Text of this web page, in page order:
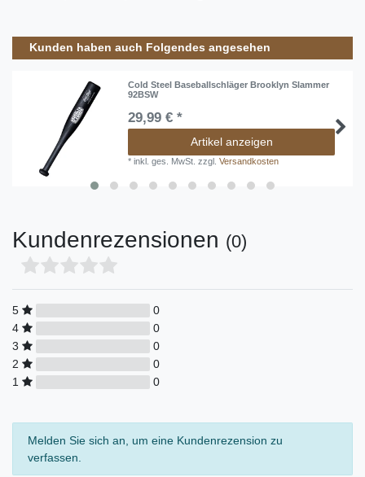
Kunden haben auch Folgendes angesehen
Cold Steel Baseballschläger Brooklyn Slammer
92BSW
29,99 € *
Artikel anzeigen
*inkl. ges. MwSt. zzgl.Versandkosten
Kundenrezensionen (0)
5
0
4
0
3
0
2
0
1
0
Melden Sie sich an, um eine Kundenrezension zu
verfassen.